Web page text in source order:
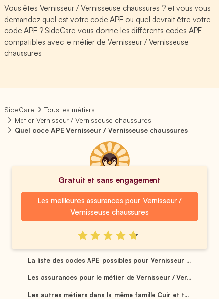
Vous êtes Vernisseur / Vernisseuse chaussures ? et vous vous
demandez quel est votre code APE ou quel devrait être votre
code APE ? SideCare vous donne les différents codes APE
compatibles avec le métier de Vernisseur / Vernisseuse
chaussures
SideCare
Tous les métiers
Métier Vernisseur / Vernisseuse chaussures
Quel code APE Vernisseur / Vernisseuse chaussures
Gratuit et sans engagement
Les meilleures assurances pour Vernisseur /
Vernisseuse chaussures
La liste des codes APE possibles pour Vernisseur ...
Les assurances pour le métier de Vernisseur / Ver...
Les autres métiers dans la même famille Cuir et t...